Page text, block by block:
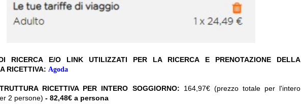
RICERCA E/O LINK UTILIZZATI PER LA RICERCA E PRENOTAZIONE DELLA
RICETTIVA: Agoda
RICETTIVA PER INTERO SOGGIORNO: 164,97€ (prezzo totale per l'intero
2 persone) - 82,48€ a persona